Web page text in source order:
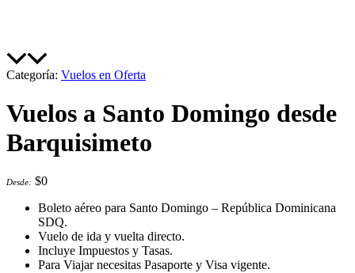
Categoría: Vuelos en Oferta
Vuelos a Santo Domingo desde
Barquisimeto
Desde: $0
Boleto aéreo para Santo Domingo – República Dominicana
SDQ.
Vuelo de ida y vuelta directo.
Incluye Impuestos y Tasas.
Para Viajar necesitas Pasaporte y Visa vigente.